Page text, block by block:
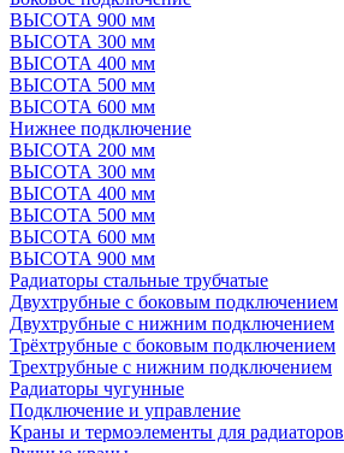
ВЫСОТА 900 мм
ВЫСОТА 300 мм
ВЫСОТА 400 мм
ВЫСОТА 500 мм
ВЫСОТА 600 мм
Нижнее подключение
ВЫСОТА 200 мм
ВЫСОТА 300 мм
ВЫСОТА 400 мм
ВЫСОТА 500 мм
ВЫСОТА 600 мм
ВЫСОТА 900 мм
Радиаторы стальные трубчатые
Двухтрубные с боковым подключением
Двухтрубные с нижним подключением
Трёхтрубные с боковым подключением
Трехтрубные с нижним подключением
Радиаторы чугунные
Подключение и управление
Краны и термоэлементы для радиаторов